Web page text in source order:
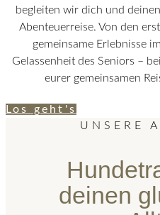
begleiten wir dich und
Abenteuerreise. Von den
gemeinsame Erlebnisse
Gelassenheit des Seniors –
eurer gemeinsamen
Los geht's
UNSERE
deinen